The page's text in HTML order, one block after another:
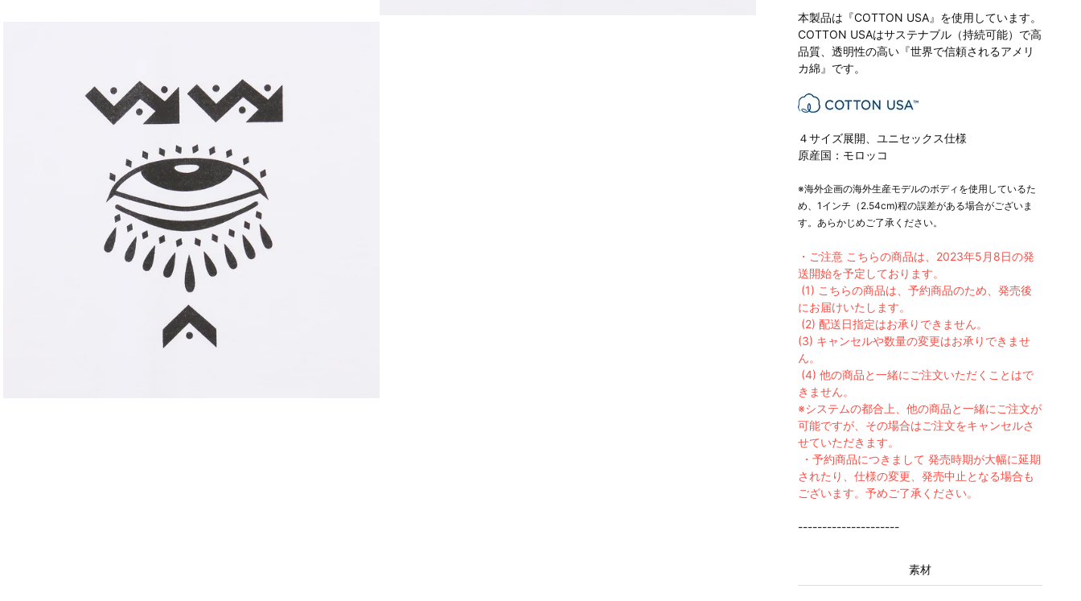
本製品は『COTTON USA』を使用しています。
COTTON USAはサステナブル（持続可能）で高
品質、透明性の高い『世界で信頼されるアメリ
カ綿』です。
４サイズ展開、ユニセックス仕様
原産国：モロッコ
※海外企画の海外生産モデルのボディを使用しているた
め、1インチ（2.54cm)程の誤差がある場合がございま
す。あらかじめご了承ください。
・ご注意 こちらの商品は、2023年5月8日の発
送開始を予定しております。
(1) こちらの商品は、予約商品のため、発売後
にお届けいたします。
(2) 配送日指定はお承りできません。
(3) キャンセルや数量の変更はお承りできませ
ん。
(4) 他の商品と一緒にご注文いただくことはで
きません。
※システムの都合上、他の商品と一緒にご注文が
可能ですが、その場合はご注文をキャンセルさ
せていただきます。
・予約商品につきまして 発売時期が大幅に延期
されたり、仕様の変更、発売中止となる場合も
ございます。予めご了承ください。
---------------------
素材